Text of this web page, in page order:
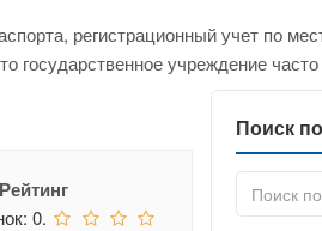
регистрационный учет по
учреждение
Рейтинг
0.
Поиск